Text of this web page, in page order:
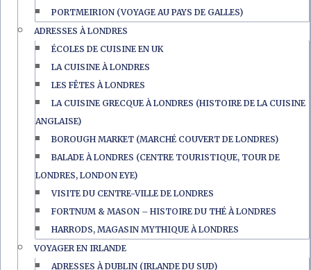
PORTMEIRION (VOYAGE AU PAYS DE GALLES)
ADRESSES À LONDRES
ÉCOLES DE CUISINE EN UK
LA CUISINE À LONDRES
LES FÊTES À LONDRES
LA CUISINE GRECQUE À LONDRES (HISTOIRE DE LA CUISINE
ANGLAISE)
BOROUGH MARKET (MARCHÉ COUVERT DE LONDRES)
BALADE À LONDRES (CENTRE TOURISTIQUE, TOUR DE
LONDRES, LONDON EYE)
VISITE DU CENTRE-VILLE DE LONDRES
FORTNUM & MASON – HISTOIRE DU THÉ À LONDRES
HARRODS, MAGASIN MYTHIQUE À LONDRES
VOYAGER EN IRLANDE
ADRESSES À DUBLIN (IRLANDE DU SUD)